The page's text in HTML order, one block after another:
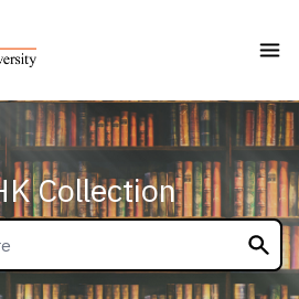
Collection